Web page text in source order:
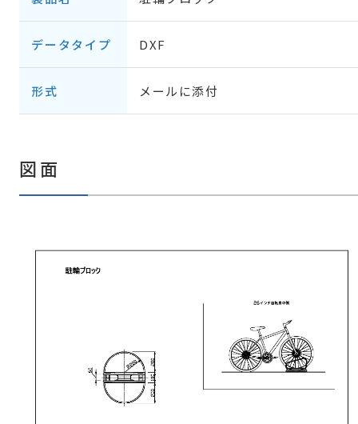
データタイプ DXF
形式 メールに添付
図面